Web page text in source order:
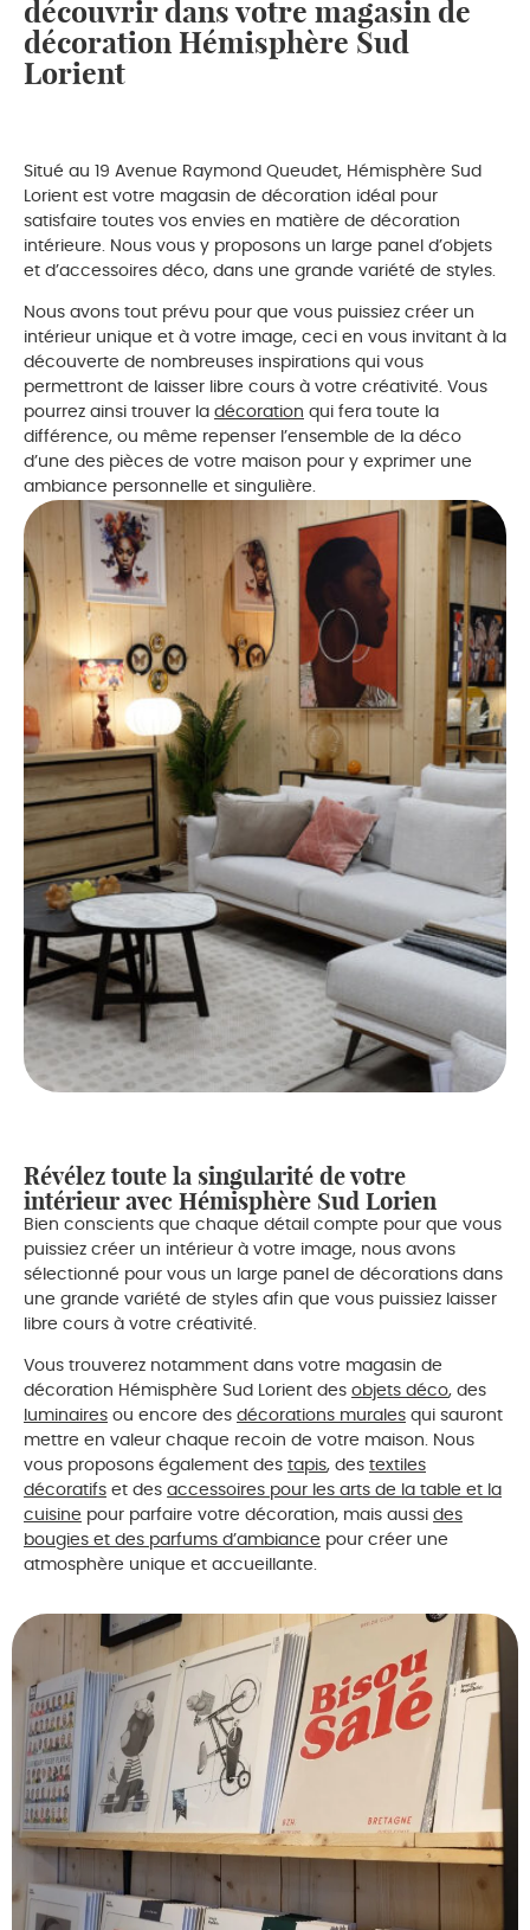
découvrir dans votre magasin de
décoration Hémisphère Sud
Lorient
Situé au 19 Avenue Raymond Queudet, Hémisphère Sud
Lorient est votre magasin de décoration idéal pour
satisfaire toutes vos envies en matière de décoration
intérieure. Nous vous y proposons un large panel d’objets
et d’accessoires déco, dans une grande variété de styles.
Nous avons tout prévu pour que vous puissiez créer un
intérieur unique et à votre image, ceci en vous invitant à la
découverte de nombreuses inspirations qui vous
permettront de laisser libre cours à votre créativité. Vous
pourrez ainsi trouver la décoration qui fera toute la
différence, ou même repenser l’ensemble de la déco
d’une des pièces de votre maison pour y exprimer une
ambiance personnelle et singulière.
Révélez toute la singularité de votre
intérieur avec Hémisphère Sud Lorien
Bien conscients que chaque détail compte pour que vous
puissiez créer un intérieur à votre image, nous avons
sélectionné pour vous un large panel de décorations dans
une grande variété de styles afin que vous puissiez laisser
libre cours à votre créativité.
Vous trouverez notamment dans votre magasin de
décoration Hémisphère Sud Lorient des objets déco, des
luminaires ou encore des décorations murales qui sauront
mettre en valeur chaque recoin de votre maison. Nous
vous proposons également des tapis, des textiles
décoratifs et des accessoires pour les arts de la table et la
cuisine pour parfaire votre décoration, mais aussi des
bougies et des parfums d’ambiance pour créer une
atmosphère unique et accueillante.